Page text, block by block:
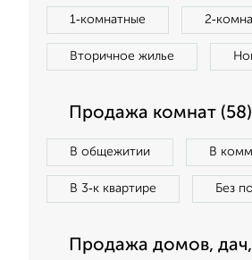
1‑комнатные
Вторичное жилье
Продажа комнат (58)
В общежитии В
В 3‑к квартире Без
Продажа домов,